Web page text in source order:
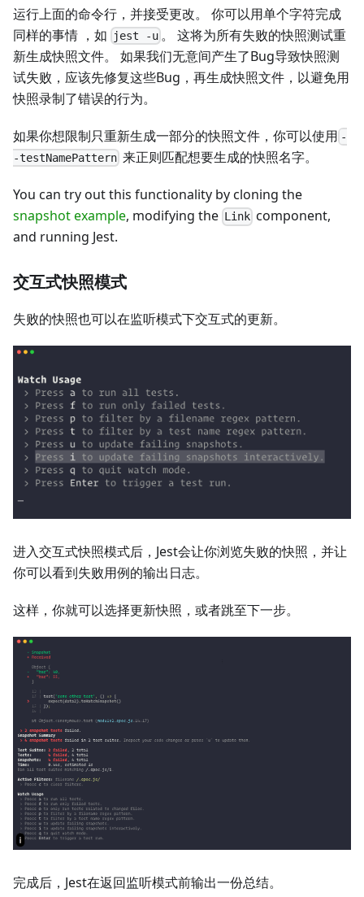
运行上面的命令行，并接受更改。 你可以用单个字符完成
同样的事情 ，如
jest -u 。 这将为所有失败的快照测试重
新生成快照文件。 如果我们无意间产生了Bug导致快照测
试失败，应该先修复这些Bug，再生成快照文件，以避免用
快照录制了错误的行为。
如果你想限制只重新生成一部分的快照文件，你可以使用 -
-testNamePattern 来正则匹配想要生成的快照名字。
You can try out this functionality by cloning the
snapshot example, modifying the Link component,
and running Jest.
交互式快照模式
失败的快照也可以在监听模式下交互式的更新。
进入交互式快照模式后，Jest会让你浏览失败的快照，并让
你可以看到失败用例的输出日志。
这样，你就可以选择更新快照，或者跳至下一步。
完成后，Jest在返回监听模式前输出一份总结。